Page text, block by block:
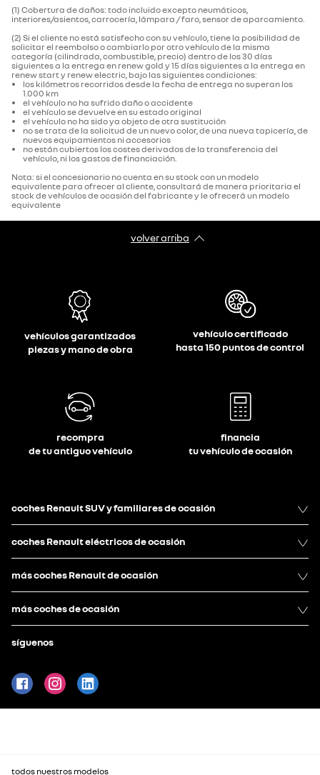
(1) Cobertura de daños: todo incluido excepto neumáticos,
interiores/asientos, carrocería, lámpara / faro, sensor de aparcamiento.‌
(2) Si el cliente no está satisfecho con su vehículo, tiene la posibilidad de
solicitar el reembolso o cambiarlo por otro vehículo de la misma
categoría (cilindrada, combustible, precio) dentro de los 30 días
siguientes a la entrega en renew gold y 15 días siguientes a la entrega en
renew start y renew electric, bajo las siguientes condiciones:
los kilómetros recorridos desde la fecha de entrega no superan los
1.000 km
el vehículo no ha sufrido daño o accidente
el vehículo se devuelve en su estado original
el vehículo no ha sido ya objeto de otra sustitución
no se trata de la solicitud de un nuevo color, de una nueva tapicería, de
nuevos equipamientos ni accesorios
no están cubiertos los costes derivados de la transferencia del
vehículo, ni los gastos de financiación.
Nota: si el concesionario no cuenta en su stock con un modelo
equivalente para ofrecer al cliente, consultará de manera prioritaria el
stock de vehículos de ocasión del fabricante y le ofrecerá un modelo
equivalente
volver arriba
vehículos garantizados
piezas y mano de obra
vehículo certificado
hasta 150 puntos de control
recompra
de tu antiguo vehículo
financia
tu vehículo de ocasión
coches Renault SUV y familiares de ocasión
coches Renault eléctricos de ocasión
más coches Renault de ocasión
más coches de ocasión
síguenos
todos nuestros modelos